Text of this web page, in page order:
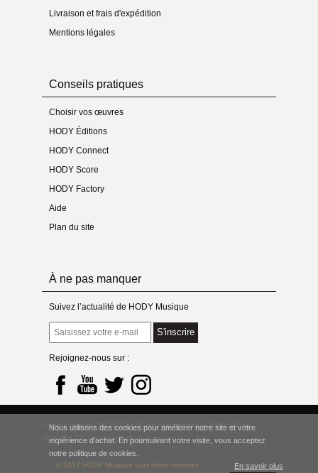
Livraison et frais d'expédition
Mentions légales
Conseils pratiques
Choisir vos œuvres
HODY Éditions
HODY Connect
HODY Score
HODY Factory
Aide
Plan du site
À ne pas manquer
Suivez l’actualité de HODY Musique
S'inscrire
Rejoignez-nous sur :
Centre d’affaires CAP SUD 2 - 15, rue Henri Lemarié F-35400 St-Malo
02 99 81 17 87 /contact@hody-musique.com
© 2017 HODY Musique tous droits réservés
Nous utilisons des cookies pour améliorer notre site et votre
expérience d’achat. En poursuivant votre visite, vous acceptez
notre politique de cookies.
En savoir plus